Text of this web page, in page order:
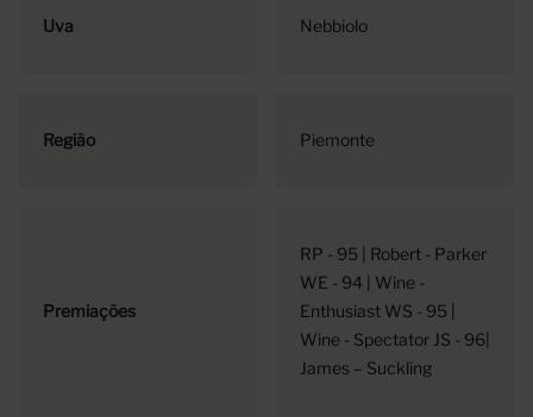
Uva Nebbiolo
Região Piemonte
Premiações
RP - 95 | Robert - Parker
WE - 94 | Wine -
Enthusiast WS - 95 |
Wine - Spectator JS - 96|
James – Suckling